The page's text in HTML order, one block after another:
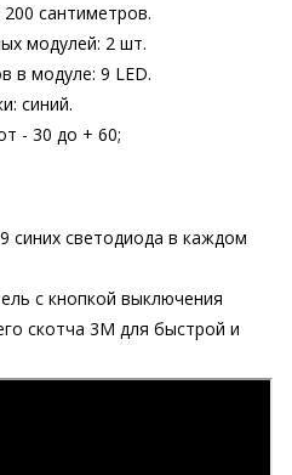
сантиметров.
модулей: 2 шт.
в модуле: 9 LED.
синий.
- 30 до + 60;
синих светодиода в каждом
с кнопкой выключения
скотча 3М для быстрой и